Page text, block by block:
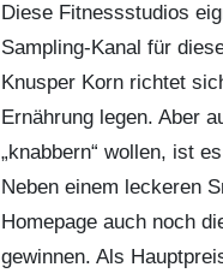
Diese Fitnessstudios
Sampling-Kanal für
Knusper Korn richtet
Ernährung legen. Aber
„knabbern“ wollen, ist
Neben einem leckeren
Homepage auch noch
gewinnen. Als